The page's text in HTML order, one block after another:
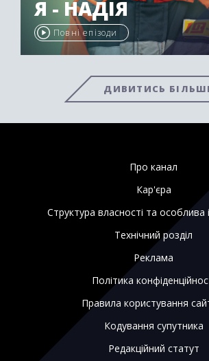
Я - НАДІЯ
Повні епізоди
ДИВИТИСЬ
Про канал
Кар'єра
Структура власності та особлива
Технічний розділ
Реклама
Політика
Правила користування
Кодування супутника
Редакційний статут